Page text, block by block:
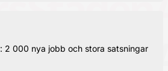
2 000 nya jobb och stora satsningar